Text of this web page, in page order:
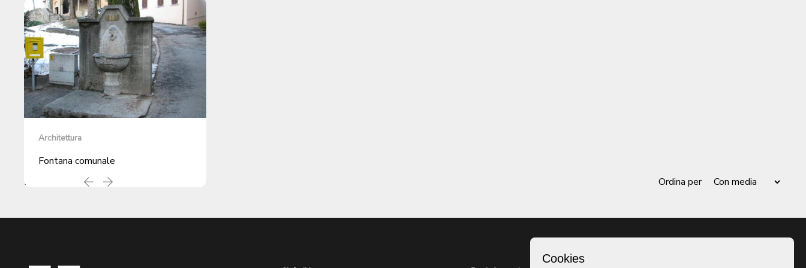
Architettura
Fontana comunale
Pagina
Precedente
successiva Ordina per
Cookies